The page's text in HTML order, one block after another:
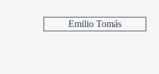
Emilio Tomás